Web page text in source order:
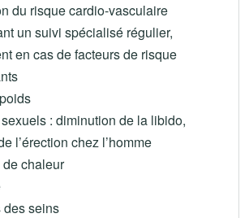
du risque cardio-vasculaire
un suivi spécialisé régulier,
en cas de facteurs de risque
: diminution de la libido,
l’érection chez l’homme
chaleur
des seins